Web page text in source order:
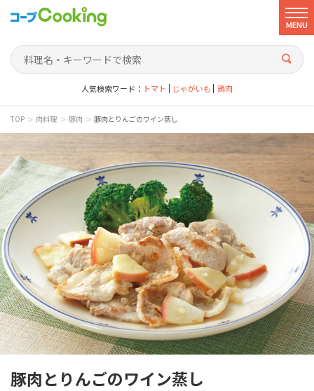
MENU
人気検索ワード： トマト じゃがいも 鶏肉
TOP > 肉料理 > 豚肉 > 豚肉とりんごのワイン蒸し
豚肉とりんごのワイン蒸し